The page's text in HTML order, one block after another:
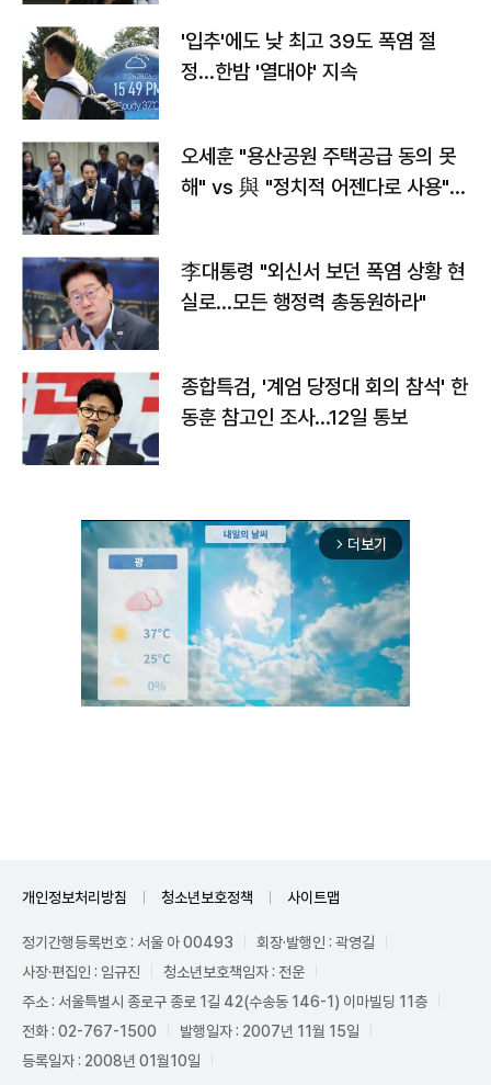
'입추'에도 낮 최고 39도 폭염 절
정…한밤 '열대야' 지속
오세훈 "용산공원 주택공급 동의 못
해" vs 與 "정치적 어젠다로 사용"
李대통령 "외신서 보던 폭염 상황 현
실로…모든 행정력 총동원하라"
종합특검, '계엄 당정대 회의 참석' 한
동훈 참고인 조사...12일 통보
arrow_forward_ios 더보기
개인정보처리방침 청소년보호정책 사이트맵
정기간행등록번호 : 서울 아 00493
회장·발행인 : 곽영길
사장·편집인 : 임규진
청소년보호책임자 : 전운
주소 : 서울특별시 종로구 종로 1길 42(수송동 146-1) 이마빌딩 11층
전화 : 02-767-1500
발행일자 : 2007년 11월 15일
등록일자 : 2008년 01월10일